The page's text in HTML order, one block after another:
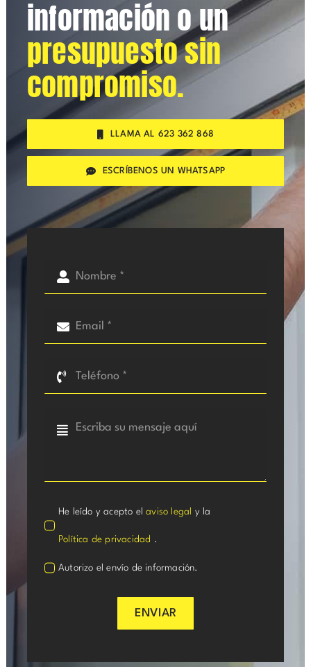
información o un
presupuesto sin
compromiso.
LLAMA AL 623 362 868
ESCRÍBENOS UN WHATSAPP
He leído y acepto elaviso legal y la
Política de privacidad .
Autorizo el envío de información.
ENVIAR